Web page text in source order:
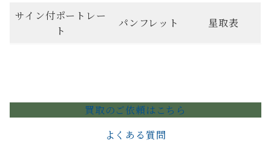
サイン付ポートレー
ト
パンフレット 星取表
買取のご依頼はこちら
よくある質問